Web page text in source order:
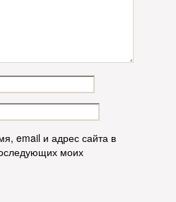
email и адрес сайта в
моих